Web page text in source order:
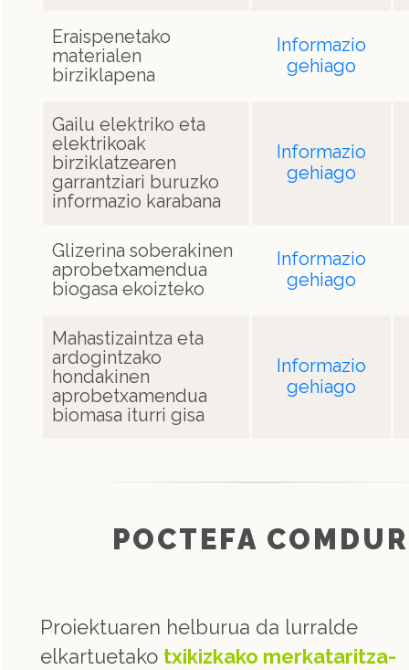
Eraispenetako
materialen
birziklapena
Informazio
gehiago
Gailu elektriko eta
elektrikoak
birziklatzearen
garrantziari buruzko
informazio karabana
Informazio
gehiago
Glizerina soberakinen
aprobetxamendua
biogasa ekoizteko
Informazio
gehiago
Mahastizaintza eta
ardogintzako
hondakinen
aprobetxamendua
biomasa iturri gisa
Informazio
gehiago
POCTEFA COMDUR
Proiektuaren helburua da lurralde
elkartuetako txikizkako merkataritza-